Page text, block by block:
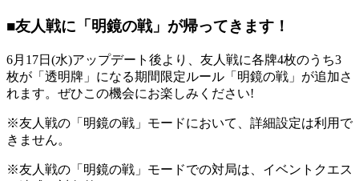
■友人戦に「明鏡の戦」が帰ってきます！
6月17日(水)アップデート後より、友人戦に各牌4枚のうち3
枚が「透明牌」になる期間限定ルール「明鏡の戦」が追加さ
れます。ぜひこの機会にお楽しみください!
※友人戦の「明鏡の戦」モードにおいて、詳細設定は利用で
きません。
※友人戦の「明鏡の戦」モードでの対局は、イベントクエス